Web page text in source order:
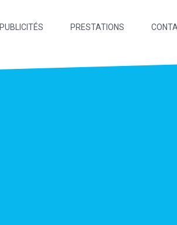
PUBLICITÉS PRESTATIONS